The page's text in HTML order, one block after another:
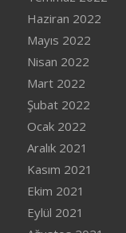
Haziran 2022
Mayıs 2022
Nisan 2022
Mart 2022
Şubat 2022
Ocak 2022
Aralık 2021
Kasım 2021
Ekim 2021
Eylül 2021